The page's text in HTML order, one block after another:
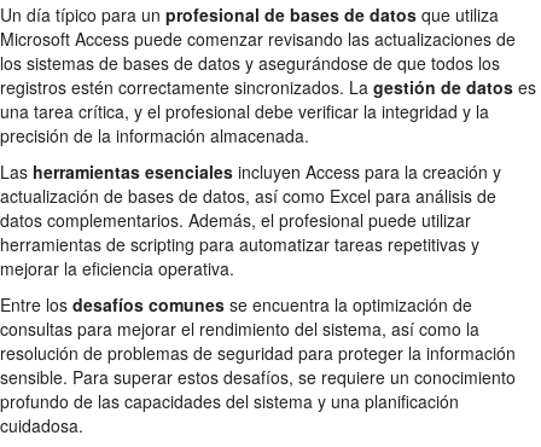
Un día típico para un profesional de bases de datos que utiliza
Microsoft Access puede comenzar revisando las actualizaciones de
los sistemas de bases de datos y asegurándose de que todos los
registros estén correctamente sincronizados. La gestión de datos es
una tarea crítica, y el profesional debe verificar la integridad y la
precisión de la información almacenada.
Las herramientas esenciales incluyen Access para la creación y
actualización de bases de datos, así como Excel para análisis de
datos complementarios. Además, el profesional puede utilizar
herramientas de scripting para automatizar tareas repetitivas y
mejorar la eficiencia operativa.
Entre los desafíos comunes se encuentra la optimización de
consultas para mejorar el rendimiento del sistema, así como la
resolución de problemas de seguridad para proteger la información
sensible. Para superar estos desafíos, se requiere un conocimiento
profundo de las capacidades del sistema y una planificación
cuidadosa.